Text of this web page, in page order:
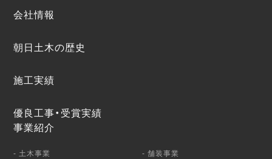
会社情報
朝日土木の歴史
施工実績
優良工事・受賞実績
事業紹介
- 土木事業 - 舗装事業